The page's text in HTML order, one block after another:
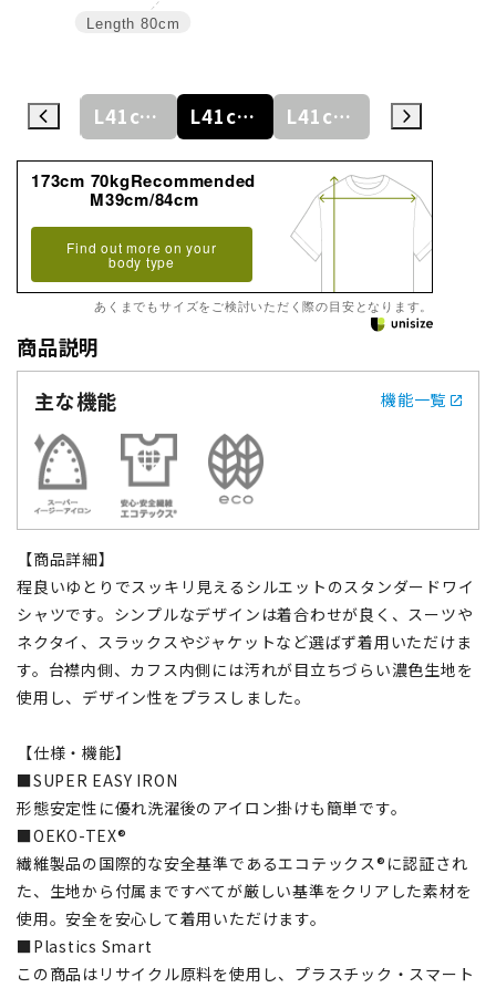
Length 80cm
L41cm/78cm L41cm/80cm L41cm/82cm L41cm/84cm
173cm 70kgRecommended
M39cm/84cm
Find out more on your
body type
あくまでもサイズをご検討いただく際の目安となります。
商品説明
主な機能
機能一覧
【商品詳細】
程良いゆとりでスッキリ見えるシルエットのスタンダードワイ
シャツです。シンプルなデザインは着合わせが良く、スーツや
ネクタイ、スラックスやジャケットなど選ばず着用いただけま
す。台襟内側、カフス内側には汚れが目立ちづらい濃色生地を
使用し、デザイン性をプラスしました。
【仕様・機能】
■SUPER EASY IRON
形態安定性に優れ洗濯後のアイロン掛けも簡単です。
■OEKO-TEX®
繊維製品の国際的な安全基準であるエコテックス®に認証され
た、生地から付属まですべてが厳しい基準をクリアした素材を
使用。安全を安心して着用いただけます。
■Plastics Smart
この商品はリサイクル原料を使用し、プラスチック・スマート